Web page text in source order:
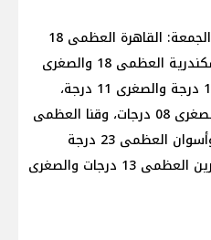
وبالنسبة لدرجات الحرارة اليوم الجمعة: القاهرة العظمى 18
درجة والصغرى 11 درجة، والإسكندرية العظمى 18 والصغرى
10 درجات، ومطروح العظمى 18 درجة والصغرى 11 درجة،
وسوهاج العظمى 21 درجة والصغرى 08 درجات، وقنا العظمى
22 درجة والصغرى 09 درجات، وأسوان العظمى 23 درجة
والصغرى 13 درجة، وسانت كاترين العظمى 13 درجات والصغرى